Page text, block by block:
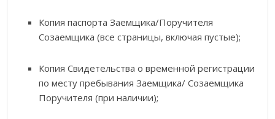
Копия паспорта Заемщика/Поручителя
Созаемщика (все страницы, включая пустые);
Копия Свидетельства о временной регистрации
по месту пребывания Заемщика/ Созаемщика
Поручителя (при наличии);